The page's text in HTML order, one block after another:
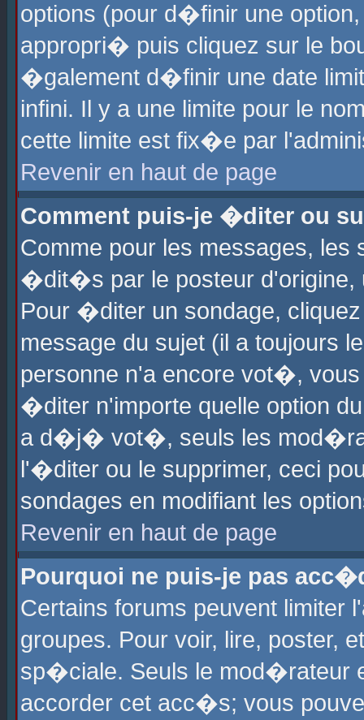
options (pour d�finir une
appropri� puis cliquez sur le
�galement d�finir une date
infini. Il y a une limite pour le
cette limite est fix�e par
Revenir en haut de page
Comment puis-je �diter ou
Comme pour les messages,
�dit�s par le posteur d'origine,
Pour �diter un sondage,
message du sujet (il a toujours
personne n'a encore vot�,
�diter n'importe quelle option
a d�j� vot�, seuls les
l'�diter ou le supprimer, ceci
sondages en modifiant les
Revenir en haut de page
Pourquoi ne puis-je pas
Certains forums peuvent
groupes. Pour voir, lire, poster,
sp�ciale. Seuls le mod�rateur
accorder cet acc�s; vous